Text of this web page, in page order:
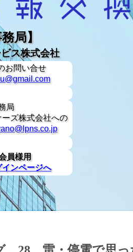
局】
ス株式会社
お問い合せ
務局
ズ株式会社への
員様用
ンページへ